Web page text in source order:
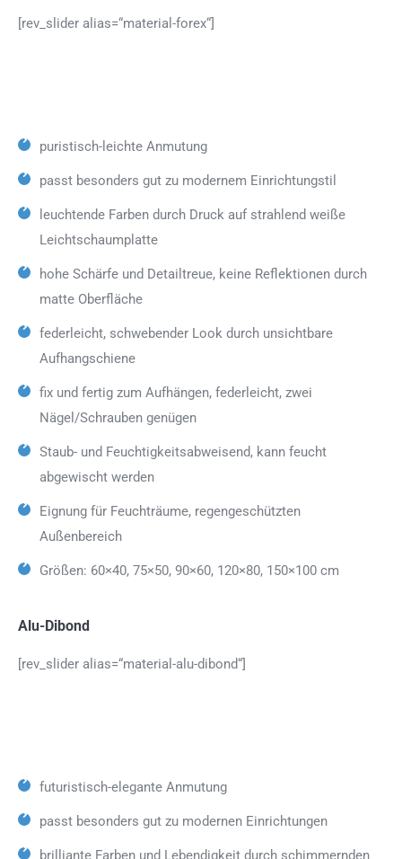
[rev_slider alias=“material-forex“]
puristisch-leichte Anmutung
passt besonders gut zu modernem Einrichtungstil
leuchtende Farben durch Druck auf strahlend weiße
Leichtschaumplatte
hohe Schärfe und Detailtreue, keine Reflektionen durch
matte Oberfläche
federleicht, schwebender Look durch unsichtbare
Aufhangschiene
fix und fertig zum Aufhängen, federleicht, zwei
Nägel/Schrauben genügen
Staub- und Feuchtigkeitsabweisend, kann feucht
abgewischt werden
Eignung für Feuchträume, regengeschützten
Außenbereich
Größen: 60×40, 75×50, 90×60, 120×80, 150×100 cm
Alu-Dibond
[rev_slider alias=“material-alu-dibond“]
futuristisch-elegante Anmutung
passt besonders gut zu modernen Einrichtungen
brilliante Farben und Lebendigkeit durch schimmernden